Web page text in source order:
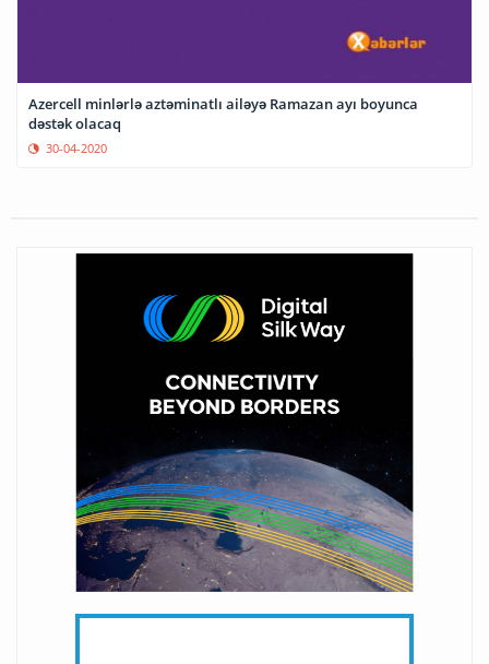
Azercell minlərlə aztəminatlı ailəyə Ramazan ayı boyunca
dəstək olacaq
30-04-2020